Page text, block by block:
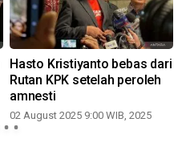
Hasto Kristiyanto bebas dari
Rutan KPK setelah peroleh
amnesti
02 August 2025 9:00 WIB, 2025